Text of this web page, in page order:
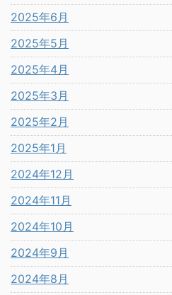
2025年6月
2025年5月
2025年4月
2025年3月
2025年2月
2025年1月
2024年12月
2024年11月
2024年10月
2024年9月
2024年8月